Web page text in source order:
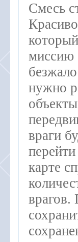
Смесь
миссию
нужно
враги
карте